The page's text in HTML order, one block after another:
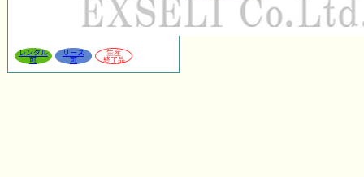
レンタル
可
リース
可
生産
終了品